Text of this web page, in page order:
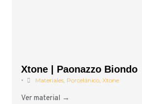
Xtone | Paonazzo Biondo
• Materiales, Porcelánico, Xtone
Ver material →